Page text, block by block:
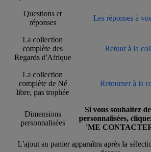
Questions et
réponses
Les réponses à
La collection
complète des
Regards d'Afrique
Retour à la
La collection
complète de Né
libre, pas trophée
Retourner à la
Dimensions
personnalisées
Si vous souhaitez
personnalisées,
'ME
L'ajout au panier apparaîtra après la